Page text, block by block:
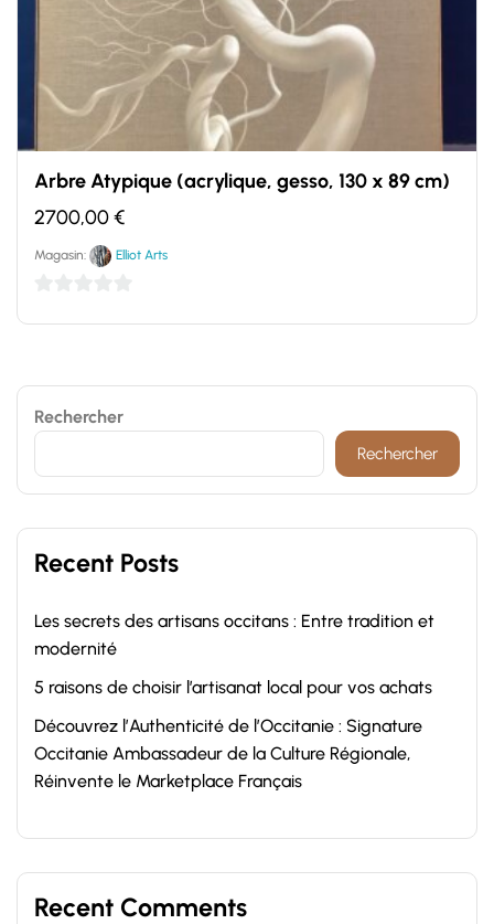
Arbre Atypique (acrylique, gesso, 130 x 89 cm)
2700,00€
Magasin: Elliot Arts
Rechercher
Rechercher
Recent Posts
Les secrets des artisans occitans : Entre tradition et
modernité
5 raisons de choisir l’artisanat local pour vos achats
Découvrez l’Authenticité de l’Occitanie : Signature
Occitanie Ambassadeur de la Culture Régionale,
Réinvente le Marketplace Français
Recent Comments